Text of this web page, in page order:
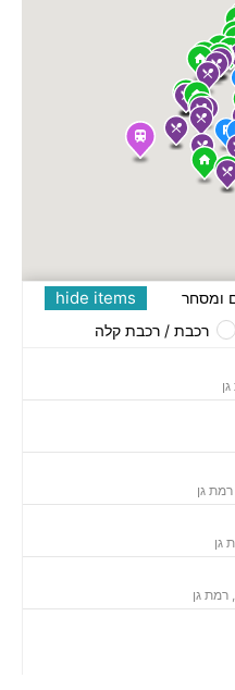
hide items
ומסחר
רכבת / רכבת קלה